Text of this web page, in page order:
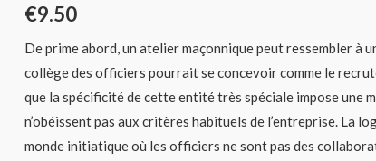
€9.50
De prime abord, un atelier maçonnique peut ressembler à
collège des officiers pourrait se concevoir comme le
que la spécificité de cette entité très spéciale impose une
n’obéissent pas aux critères habituels de l’entreprise. La
monde initiatique où les officiers ne sont pas des